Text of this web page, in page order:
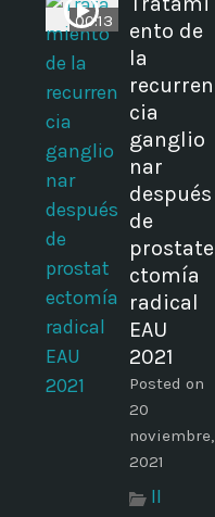
00:13
ento de
la
recurren
cia
ganglio
nar
después
de
prostate
ctomía
radical
EAU
2021
Posted on
20
noviembre,
2021
II